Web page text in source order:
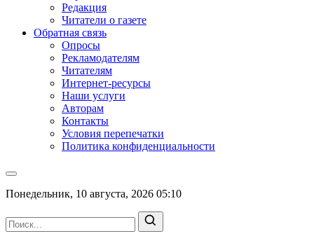
Редакция
Читатели о газете
Обратная связь
Опросы
Рекламодателям
Читателям
Интернет-ресурсы
Наши услуги
Авторам
Контакты
Условия перепечатки
Политика конфиденциальности
Понедельник, 10 августа, 2026 05:10